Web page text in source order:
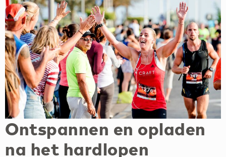
Ontspannen en opladen
na het hardlopen